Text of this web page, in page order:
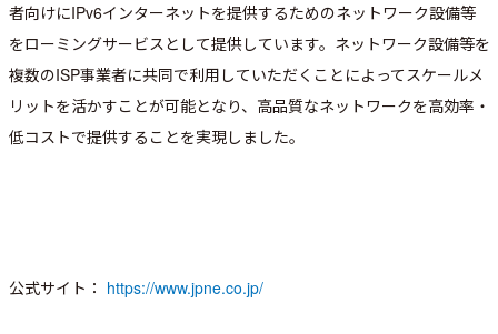
者向けにIPv6インターネットを提供するためのネットワーク設備等
をローミングサービスとして提供しています。ネットワーク設備等を
複数のISP事業者に共同で利用していただくことによってスケールメ
リットを活かすことが可能となり、高品質なネットワークを高効率・
低コストで提供することを実現しました。
公式サイト： https://www.jpne.co.jp/